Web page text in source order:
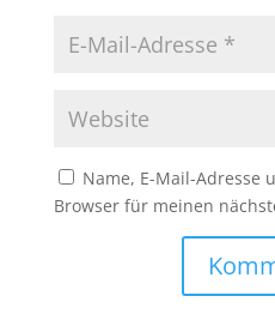
Name, E-Mail-Adresse
Browser für meinen